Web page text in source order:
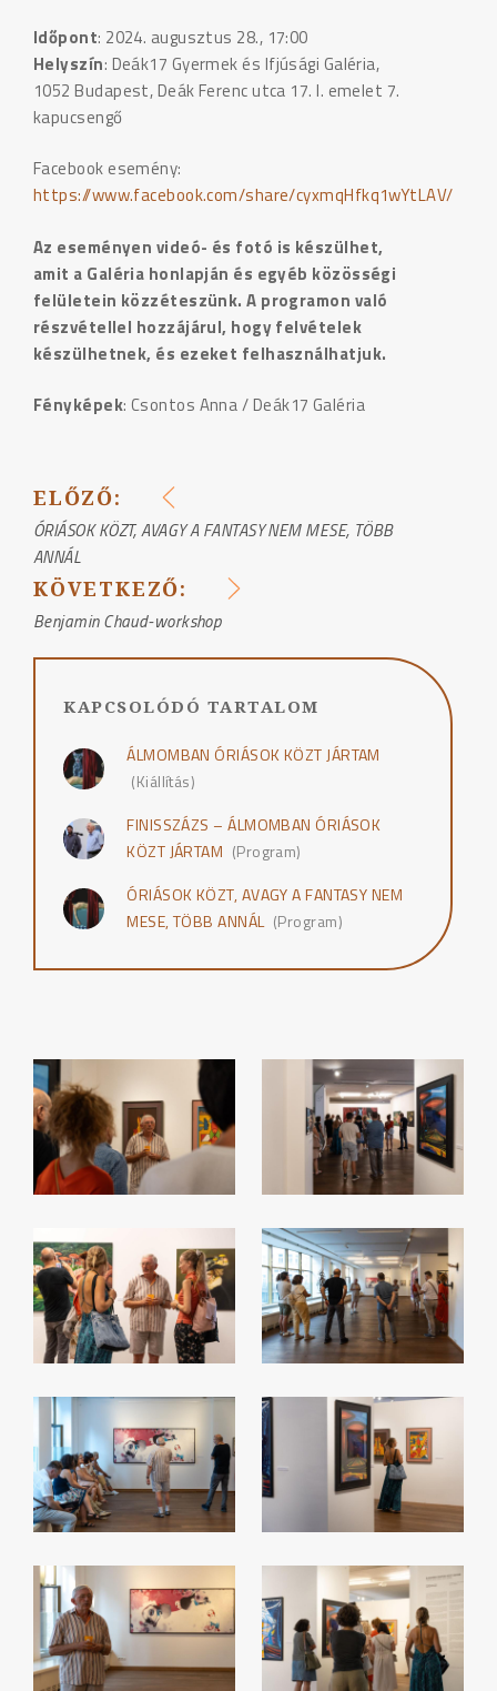
Időpont: 2024. augusztus 28., 17:00
Helyszín: Deák17 Gyermek és Ifjúsági Galéria,
1052 Budapest, Deák Ferenc utca 17. I. emelet 7.
kapucsengő
Facebook esemény:
https://www.facebook.com/share/cyxmqHfkq1wYtLAV/
Az eseményen videó- és fotó is készülhet,
amit a Galéria honlapján és egyéb közösségi
felületein közzéteszünk. A programon való
részvétellel hozzájárul, hogy felvételek
készülhetnek, és ezeket felhasználhatjuk.
Fényképek: Csontos Anna / Deák17 Galéria
BEJEGYZÉS
NAVIGÁCIÓ
ELŐZŐ:
ÓRIÁSOK KÖZT, AVAGY A FANTASY NEM MESE, TÖBB
ANNÁL
KÖVETKEZŐ:
Benjamin Chaud-workshop
KAPCSOLÓDÓ TARTALOM
ÁLMOMBAN ÓRIÁSOK KÖZT JÁRTAM
(Kiállítás)
FINISSZÁZS – ÁLMOMBAN ÓRIÁSOK
KÖZT JÁRTAM (Program)
ÓRIÁSOK KÖZT, AVAGY A FANTASY NEM
MESE, TÖBB ANNÁL (Program)